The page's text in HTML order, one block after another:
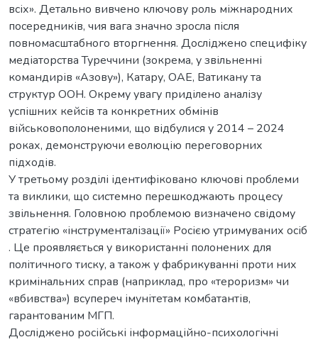
всіх». Детально вивчено ключову роль міжнародних
посередників, чия вага значно зросла після
повномасштабного вторгнення. Досліджено специфіку
медіаторства Туреччини (зокрема, у звільненні
командирів «Азову»), Катару, ОАЕ, Ватикану та
структур ООН. Окрему увагу приділено аналізу
успішних кейсів та конкретних обмінів
військовополоненими, що відбулися у 2014 – 2024
роках, демонструючи еволюцію переговорних
підходів.
У третьому розділі ідентифіковано ключові проблеми
та виклики, що системно перешкоджають процесу
звільнення. Головною проблемою визначено свідому
стратегію «інструменталізації» Росією утримуваних осіб
. Це проявляється у використанні полонених для
політичного тиску, а також у фабрикуванні проти них
кримінальних справ (наприклад, про «тероризм» чи
«вбивства») всупереч імунітетам комбатантів,
гарантованим МГП.
Досліджено російські інформаційно-психологічні